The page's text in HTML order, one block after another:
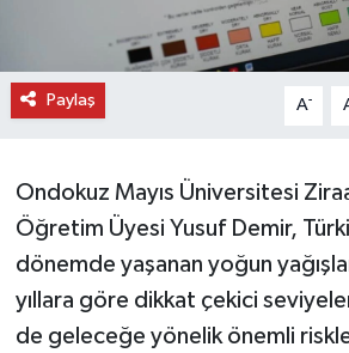
Paylaş A-
Ondokuz Mayıs Üniversitesi
Öğretim Üyesi Yusuf Demir,
dönemde yaşanan yoğun
yıllara göre dikkat çekici
de geleceğe yönelik önemli
İhsangazi Haberleri
İnebolu Haberleri
Merkez Haberleri
Pınarbaşı Haberleri
Şenpazar Haberleri